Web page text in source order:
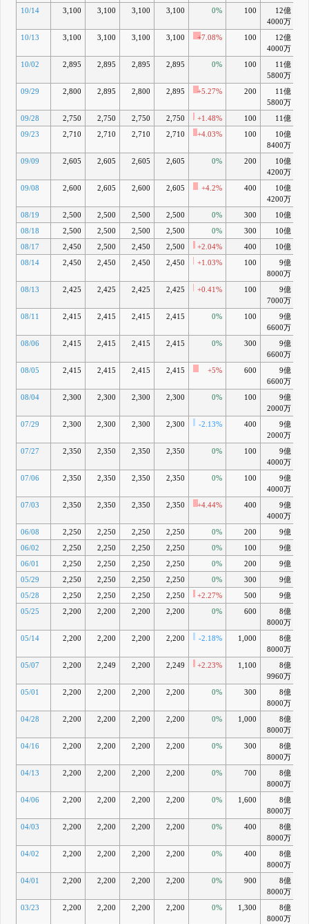
10/14 3,100 3,100 3,100 3,100 0% 100
12億
4000万
10/13 3,100 3,100 3,100 3,100 +7.08% 100
12億
4000万
10/02 2,895 2,895 2,895 2,895 0% 100
11億
5800万
09/29 2,800 2,895 2,800 2,895 +5.27% 200
11億
5800万
09/28 2,750 2,750 2,750 2,750 +1.48% 100 11億
09/23
2,710 2,710 2,710 2,710 +4.03% 100
10億
8400万
09/09 2,605 2,605 2,605 2,605 0% 200
10億
4200万
09/08 2,600 2,605 2,600 2,605 +4.2% 400
10億
4200万
08/19 2,500 2,500 2,500 2,500 0% 300 10億
08/18
2,500 2,500 2,500 2,500 0% 300 10億
08/17
2,450 2,500 2,450 2,500 +2.04% 400 10億
08/14
2,450 2,450 2,450 2,450 +1.03% 100
9億
8000万
08/13 2,425 2,425 2,425 2,425 +0.41% 100
9億
7000万
08/11 2,415 2,415 2,415 2,415 0% 100
9億
6600万
08/06 2,415 2,415 2,415 2,415 0% 300
9億
6600万
08/05 2,415 2,415 2,415 2,415 +5% 600
9億
6600万
08/04 2,300 2,300 2,300 2,300 0% 100
9億
2000万
07/29 2,300 2,300 2,300 2,300 -2.13% 400
9億
2000万
07/27 2,350 2,350 2,350 2,350 0% 100
9億
4000万
07/06 2,350 2,350 2,350 2,350 0% 100
9億
4000万
07/03 2,350 2,350 2,350 2,350 +4.44% 400
9億
4000万
06/08 2,250 2,250 2,250 2,250 0% 200 9億
06/02
2,250 2,250 2,250 2,250 0% 100 9億
06/01
2,250 2,250 2,250 2,250 0% 200 9億
05/29
2,250 2,250 2,250 2,250 0% 300 9億
05/28
2,250 2,250 2,250 2,250 +2.27% 500 9億
05/25
2,200 2,200 2,200 2,200 0% 600
8億
8000万
05/14 2,200 2,200 2,200 2,200 -2.18% 1,000
8億
8000万
05/07 2,200 2,249 2,200 2,249 +2.23% 1,100
8億
9960万
05/01 2,200 2,200 2,200 2,200 0% 300
8億
8000万
04/28 2,200 2,200 2,200 2,200 0% 1,000
8億
8000万
04/16 2,200 2,200 2,200 2,200 0% 300
8億
8000万
04/13 2,200 2,200 2,200 2,200 0% 700
8億
8000万
04/06 2,200 2,200 2,200 2,200 0% 1,600
8億
8000万
04/03 2,200 2,200 2,200 2,200 0% 400
8億
8000万
04/02 2,200 2,200 2,200 2,200 0% 400
8億
8000万
04/01 2,200 2,200 2,200 2,200 0% 900
8億
8000万
03/23 2,200 2,200 2,200 2,200 0% 1,300
8億
8000万